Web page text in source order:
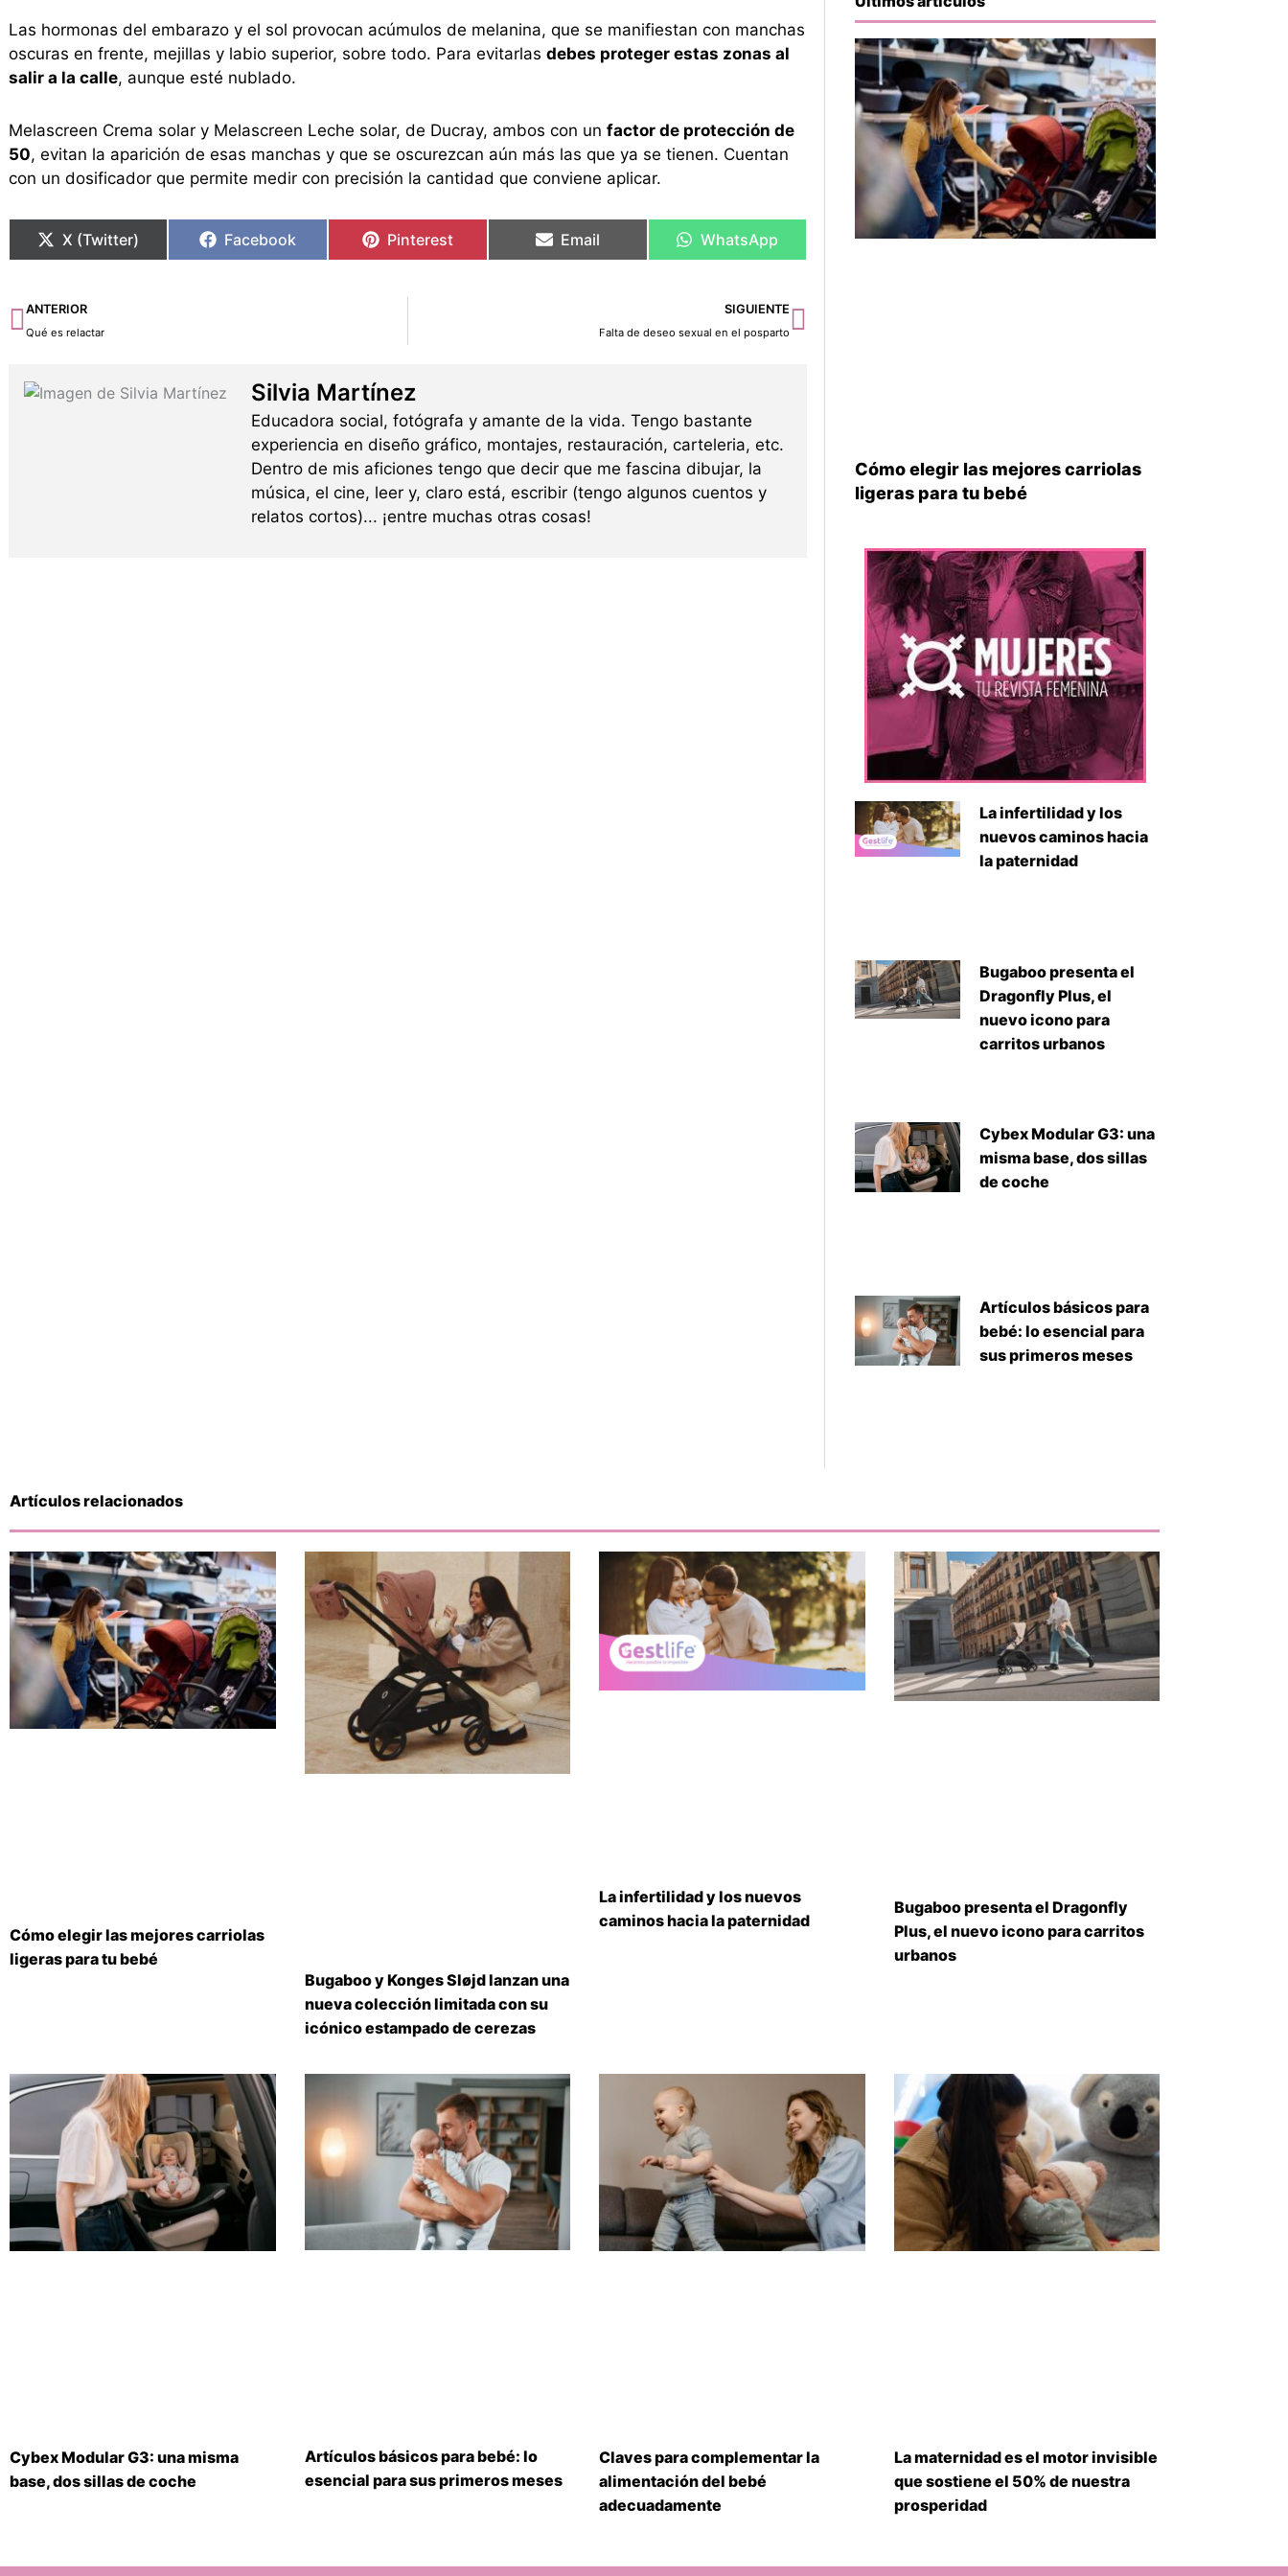
Las hormonas del embarazo y el sol provocan acúmulos de melanina, que se manifiestan con manchas
oscuras en frente, mejillas y labio superior, sobre todo. Para evitarlas debes proteger estas zonas al
salir a la calle, aunque esté nublado.
Melascreen Crema solar y Melascreen Leche solar, de Ducray, ambos con un factor de protección de
50, evitan la aparición de esas manchas y que se oscurezcan aún más las que ya se tienen. Cuentan
con un dosificador que permite medir con precisión la cantidad que conviene aplicar.
X (Twitter) Facebook Pinterest Email WhatsApp
Ant
ANTERIOR
Qué es relactar
SIGUIENTE
Falta de deseo sexual en el posparto
Siguiente
Silvia Martínez
Educadora social, fotógrafa y amante de la vida. Tengo bastante
experiencia en diseño gráfico, montajes, restauración, carteleria, etc.
Dentro de mis aficiones tengo que decir que me fascina dibujar, la
música, el cine, leer y, claro está, escribir (tengo algunos cuentos y
relatos cortos)... ¡entre muchas otras cosas!
Cómo elegir las mejores carriolas
ligeras para tu bebé
La infertilidad y los
nuevos caminos hacia
la paternidad
Bugaboo presenta el
Dragonfly Plus, el
nuevo icono para
carritos urbanos
Cybex Modular G3: una
misma base, dos sillas
de coche
Artículos básicos para
bebé: lo esencial para
sus primeros meses
Artículos relacionados
Cómo elegir las mejores carriolas
ligeras para tu bebé
Bugaboo y Konges Sløjd lanzan una
nueva colección limitada con su
icónico estampado de cerezas
La infertilidad y los nuevos
caminos hacia la paternidad
Bugaboo presenta el Dragonfly
Plus, el nuevo icono para carritos
urbanos
Cybex Modular G3: una misma
base, dos sillas de coche
Artículos básicos para bebé: lo
esencial para sus primeros meses
Claves para complementar la
alimentación del bebé
adecuadamente
La maternidad es el motor invisible
que sostiene el 50% de nuestra
prosperidad